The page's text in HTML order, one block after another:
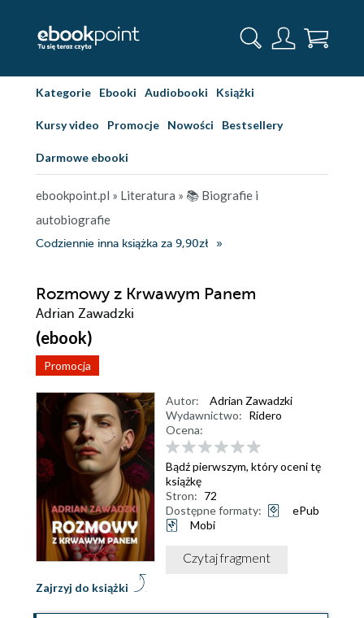
Kategorie Ebooki Audiobooki Książki
Kursy video Promocje Nowości Bestsellery
Darmowe ebooki
ebookpoint.pl » Literatura » 📚 Biografie i
autobiografie
Codziennie inna książka za 9,90zł
Rozmowy z Krwawym Panem
Adrian Zawadzki
(ebook)
Promocja
Zajrzyj do książki
Autor:
Adrian Zawadzki
Wydawnictwo: Ridero
Ocena:
Bądź pierwszym, który oceni tę
książkę
Stron: 72
Dostępne formaty:
ePub
Mobi
Czytaj fragment